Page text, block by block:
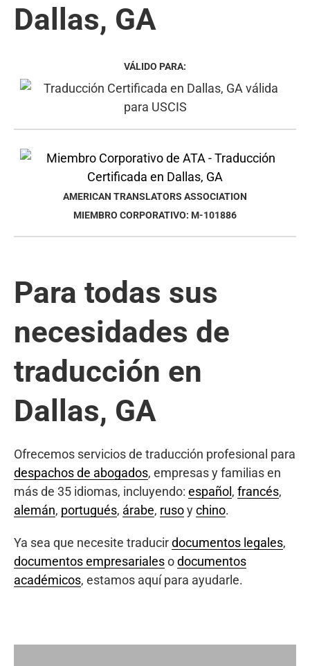
Dallas, GA
VÁLIDO PARA:
AMERICAN TRANSLATORS ASSOCIATION
MIEMBRO CORPORATIVO: M-101886
Para todas sus
necesidades de
traducción en
Dallas, GA
Ofrecemos servicios de traducción profesional para
despachos de abogados, empresas y familias en
más de 35 idiomas, incluyendo: español , francés,
alemán, portugués, árabe, rusoychino.
Ya sea que necesite traducirdocumentos legales,
documentos empresarialesodocumentos
académicos, estamos aquí para ayudarle.